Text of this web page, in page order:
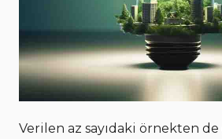
Verilen az sayıdaki örnekten